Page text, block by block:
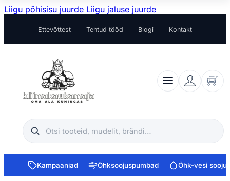
Liigu põhisisu juurde Liigu jaluse juurde
Ettevõttest Tehtud tööd Blogi Kontakt
Otsi
Kampaaniad Õhksoojuspumbad Õhk-vesi